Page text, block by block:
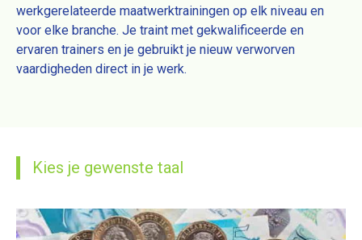
werkgerelateerde maatwerktrainingen op elk niveau en
voor elke branche. Je traint met gekwalificeerde en
ervaren trainers en je gebruikt je nieuw verworven
vaardigheden direct in je werk.
Kies je gewenste taal